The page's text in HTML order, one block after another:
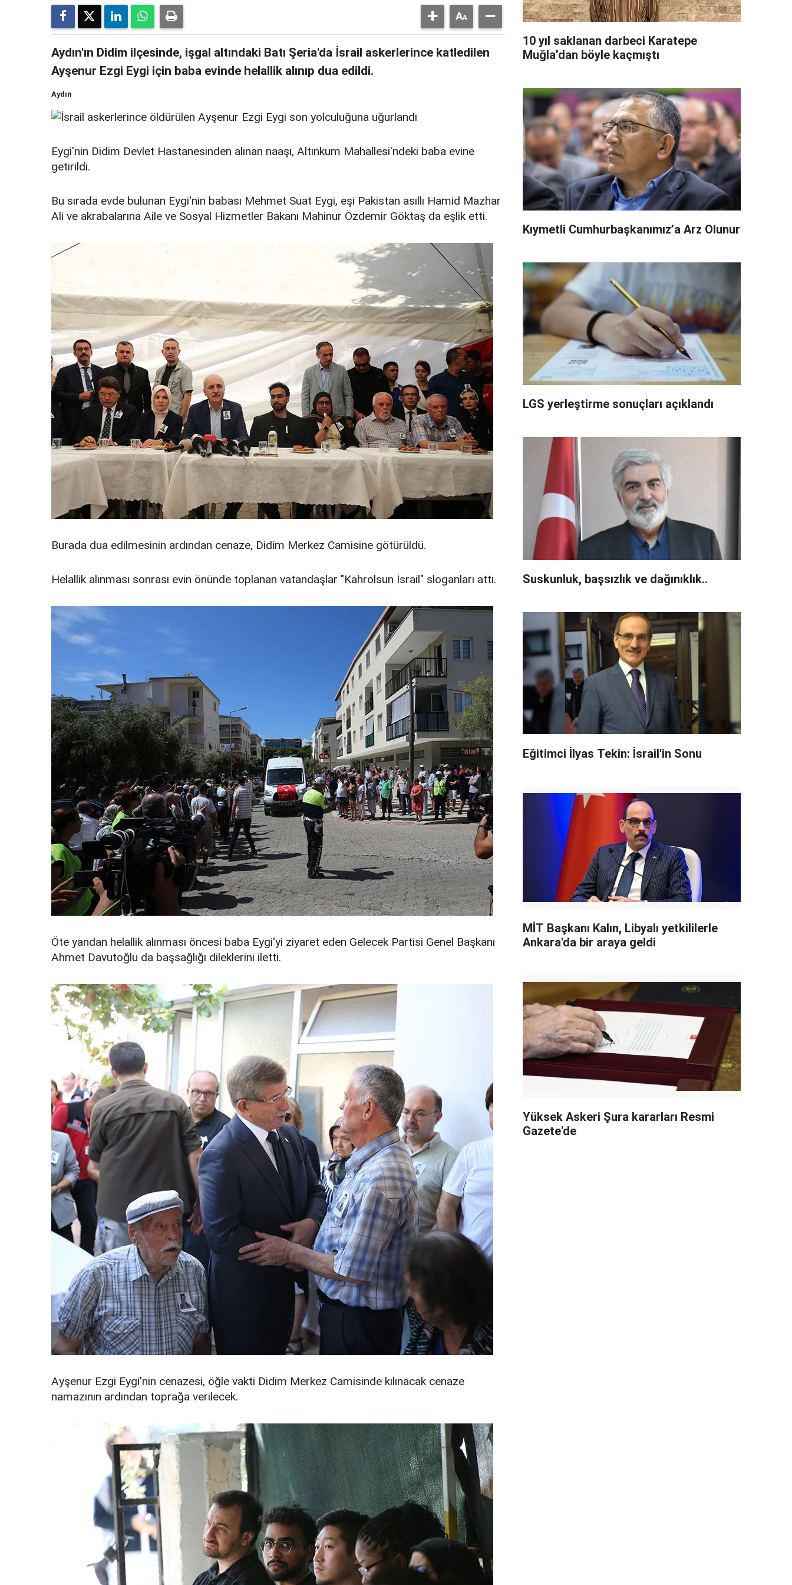
Aydın'ın Didim ilçesinde, işgal altındaki Batı Şeria'da İsrail askerlerince katledilen
Ayşenur Ezgi Eygi için baba evinde helallik alınıp dua edildi.
Aydın
Eygi'nin Didim Devlet Hastanesinden alınan naaşı, Altınkum Mahallesi'ndeki baba evine
getirildi.
Bu sırada evde bulunan Eygi'nin babası Mehmet Suat Eygi, eşi Pakistan asıllı Hamid Mazhar
Ali ve akrabalarına Aile ve Sosyal Hizmetler Bakanı Mahinur Özdemir Göktaş da eşlik etti.
Burada dua edilmesinin ardından cenaze, Didim Merkez Camisine götürüldü.
Helallik alınması sonrası evin önünde toplanan vatandaşlar "Kahrolsun İsrail" sloganları attı.
Öte yandan helallik alınması öncesi baba Eygi'yi ziyaret eden Gelecek Partisi Genel Başkanı
Ahmet Davutoğlu da başsağlığı dileklerini iletti.
Ayşenur Ezgi Eygi'nin cenazesi, öğle vakti Didim Merkez Camisinde kılınacak cenaze
namazının ardından toprağa verilecek.
10 yıl saklanan darbeci Karatepe
Muğla’dan böyle kaçmıştı
Kıymetli Cumhurbaşkanımız’a Arz Olunur
LGS yerleştirme sonuçları açıklandı
Suskunluk, başsızlık ve dağınıklık..
Eğitimci İlyas Tekin: İsrail'in Sonu
MİT Başkanı Kalın, Libyalı yetkililerle
Ankara'da bir araya geldi
Yüksek Askeri Şura kararları Resmi
Gazete'de